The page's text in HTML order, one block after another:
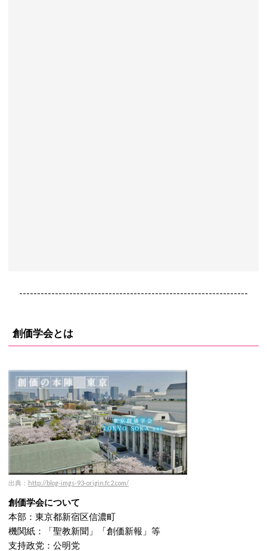
----------------------------------------------------------------
創価学会とは
出典： http://blog-imgs-93-origin.fc2.com/
創価学会について
本部：東京都新宿区信濃町
機関紙：「聖教新聞」「創価新報」等
支持政党：公明党